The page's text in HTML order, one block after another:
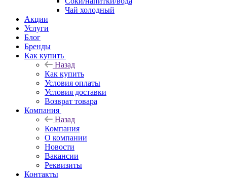
Чай холодный
Акции
Услуги
Блог
Бренды
Как купить
Назад
Как купить
Условия оплаты
Условия доставки
Возврат товара
Компания
Назад
Компания
О компании
Новости
Вакансии
Реквизиты
Контакты